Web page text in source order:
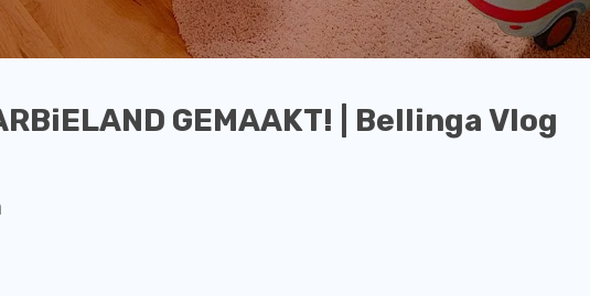
GEMAAKT! | Bellinga Vlog